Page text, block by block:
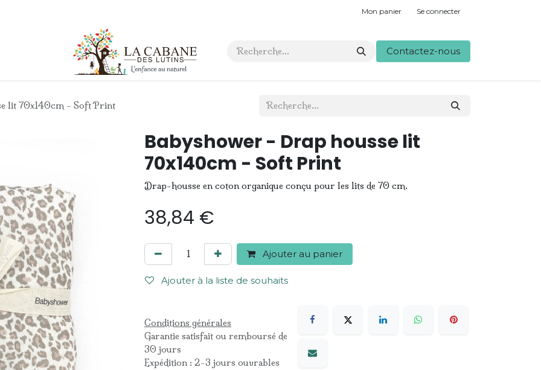
Mon panier Se connecter
Contact Contactez-nous
lit 70x140cm - Soft Print
Babyshower - Drap housse lit
70x140cm - Soft Print
Drap-housse en coton organique conçu pour les lits de 70 cm.
38,84 €
Ajouter au panier
Ajouter à la liste de souhaits
Conditions générales
Garantie satisfait ou remboursé de
30 jours
Expédition : 2-3 jours ouvrables